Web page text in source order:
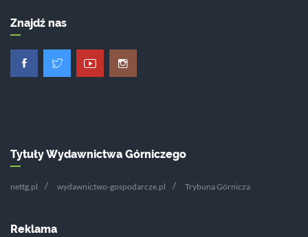
Znajdź nas
Tytuły Wydawnictwa Górniczego
nettg.pl wydawnictwo-gospodarcze.pl Trybuna Górnicza
Reklama